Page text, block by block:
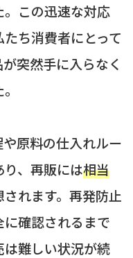
この迅速な対応
ち消費者にとって
突然手に入らなく
原料の仕入れルー
り、再販には相当
れます。再発防止
確認されるまで
難しい状況が続